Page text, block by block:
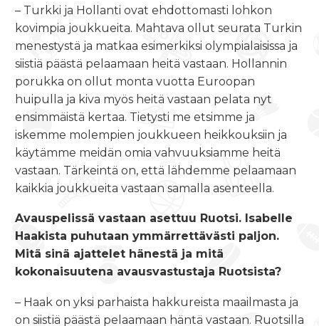
– Turkki ja Hollanti ovat ehdottomasti lohkon
kovimpia joukkueita. Mahtava ollut seurata Turkin
menestystä ja matkaa esimerkiksi olympialaisissa ja
siistiä päästä pelaamaan heitä vastaan. Hollannin
porukka on ollut monta vuotta Euroopan
huipulla ja kiva myös heitä vastaan pelata nyt
ensimmäistä kertaa. Tietysti me etsimme ja
iskemme molempien joukkueen heikkouksiin ja
käytämme meidän omia vahvuuksiamme heitä
vastaan. Tärkeintä on, että lähdemme pelaamaan
kaikkia joukkueita vastaan samalla asenteella.
Avauspelissä vastaan asettuu Ruotsi. Isabelle
Haakista puhutaan ymmärrettävästi paljon.
Mitä sinä ajattelet hänestä ja mitä
kokonaisuutena avausvastustaja Ruotsista?
– Haak on yksi parhaista hakkureista maailmasta ja
on siistiä päästä pelaamaan häntä vastaan. Ruotsilla